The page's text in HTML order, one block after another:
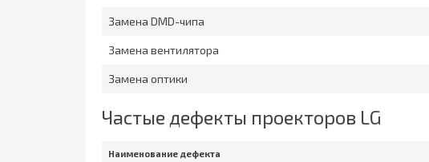
Замена DMD-чипа
Замена вентилятора
Замена оптики
Частые дефекты проекторов LG
Наименование дефекта